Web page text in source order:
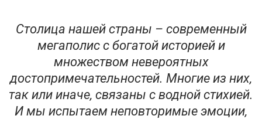
Столица нашей страны – современный
мегаполис с богатой историей и
множеством невероятных
достопримечательностей. Многие из них,
так или иначе, связаны с водной стихией.
И мы испытаем неповторимые эмоции,